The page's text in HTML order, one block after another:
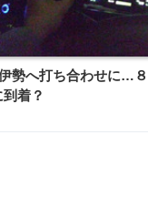
勢へ打ち合わせに…
到着？